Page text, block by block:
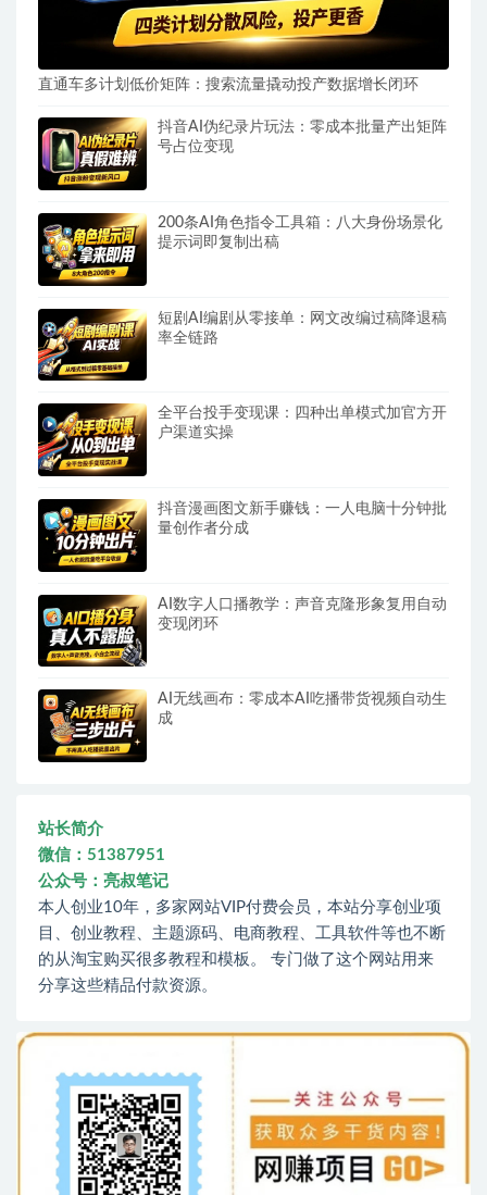
直通车多计划低价矩阵：搜索流量撬动投产数据增长闭环
抖音AI伪纪录片玩法：零成本批量产出矩阵
号占位变现
200条AI角色指令工具箱：八大身份场景化
提示词即复制出稿
短剧AI编剧从零接单：网文改编过稿降退稿
率全链路
全平台投手变现课：四种出单模式加官方开
户渠道实操
抖音漫画图文新手赚钱：一人电脑十分钟批
量创作者分成
AI数字人口播教学：声音克隆形象复用自动
变现闭环
AI无线画布：零成本AI吃播带货视频自动生
成
站长简介
微信：51387951
公众号：亮叔笔记
本人创业10年，多家网站VIP付费会员，本站分享创业项
目、创业教程、主题源码、电商教程、工具软件等也不断
的从淘宝购买很多教程和模板。 专门做了这个网站用来
分享这些精品付款资源。